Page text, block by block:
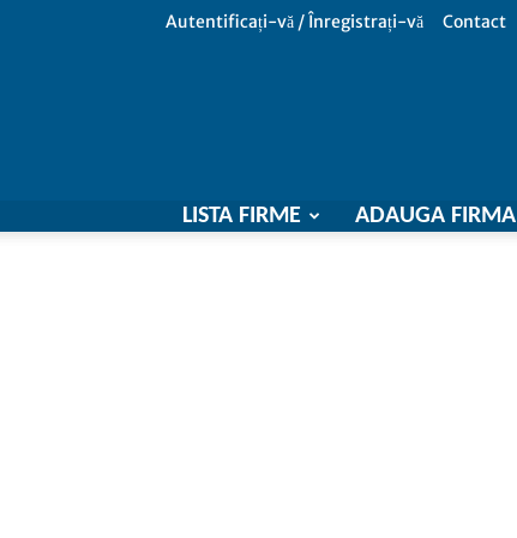
Autentificați-vă / Înregistrați-vă Contact
LISTA FIRME ADAUGA FIRMA